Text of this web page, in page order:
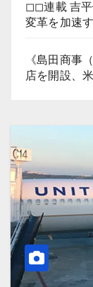
◻︎◻︎連載 吉平
変革を加速
《島田商事
店を開設、